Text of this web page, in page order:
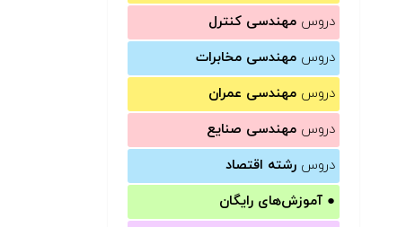
دروس مهندسی کنترل
دروس مهندسی مخابرات
دروس مهندسی عمران
دروس مهندسی صنایع
دروس رشته اقتصاد
● آموزش‌های رایگان